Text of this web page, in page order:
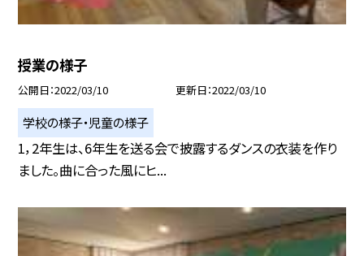
授業の様子
公開日 2022/03/10 更新日 2022/03/10
学校の様子・児童の様子
1，2年生は、6年生を送る会で披露するダンスの衣装を作り
ました。曲に合った風にヒ...